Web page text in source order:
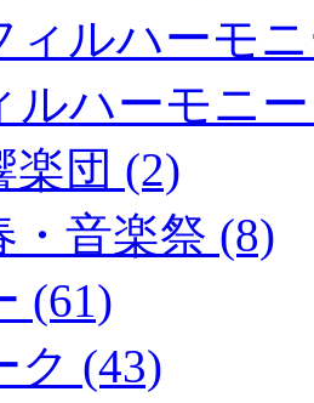
ィルハーモ
ルハーモニ
楽団 (2)
・音楽祭 (8)
(61)
ク (43)